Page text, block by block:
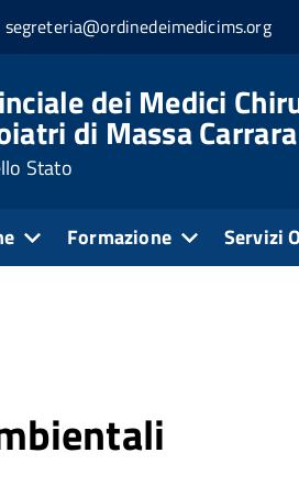
segreteria@ordinedeimedicims.org
dei Medici
di Massa Carrara
Stato
Formazione Servizi